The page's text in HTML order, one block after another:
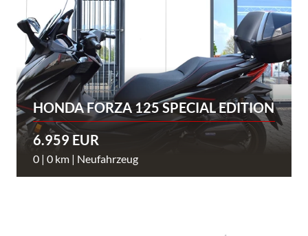
HONDA FORZA 125 SPECIAL EDITION
6.959 EUR
0 | 0 km | Neufahrzeug